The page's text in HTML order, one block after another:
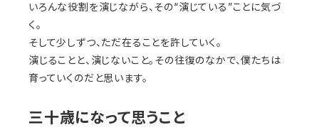
いろんな役割を演じながら、その“演じている”ことに気づ
く。
そして少しずつ、ただ在ることを許していく。
演じることと、演じないこと。その往復のなかで、僕たちは
育っていくのだと思います。
三十歳になって思うこと